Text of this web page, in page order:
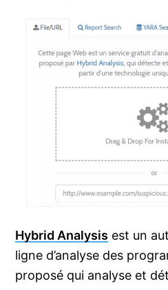
Hybrid Analysis est un
ligne d’analyse des
proposé qui analyse et